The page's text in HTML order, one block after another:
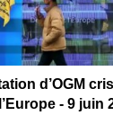
d’OGM
- 9 juin